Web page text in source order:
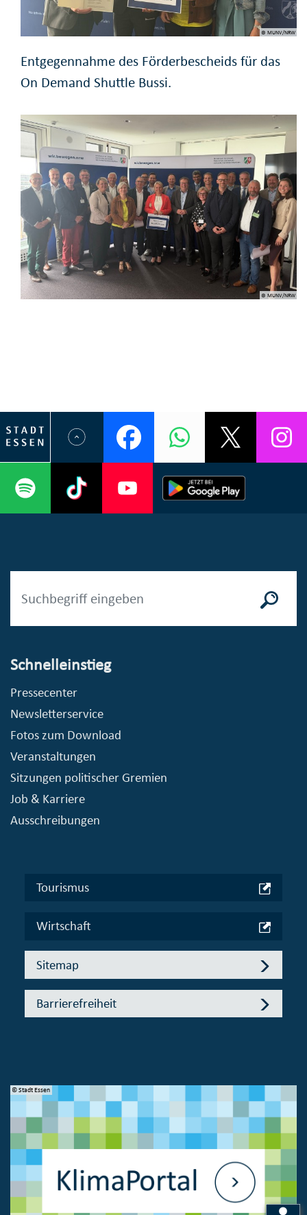
© MUNV/NRW
Entgegennahme des Förderbescheids für das
On Demand Shuttle Bussi.
© MUNV/NRW
Schnelleinstieg
Pressecenter
Newsletterservice
Fotos zum Download
Veranstaltungen
Sitzungen politischer Gremien
Job & Karriere
Ausschreibungen
Tourismus
Wirtschaft
Sitemap
Barrierefreiheit
© Stadt Essen